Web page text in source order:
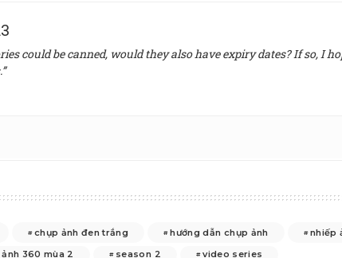
could be canned, would they also have expiry dates? If so, I
chụp ảnh đen trắng hướng dẫn chụp ảnh
nhiếp
360 mùa 2 season 2 video series